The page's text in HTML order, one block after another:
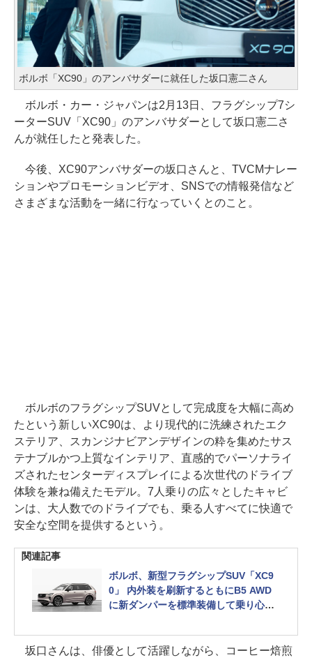
ボルボ「XC90」のアンバサダーに就任した坂口憲二さん
ボルボ・カー・ジャパンは2月13日、フラグシップ7シ
ーターSUV「XC90」のアンバサダーとして坂口憲二さ
んが就任したと発表した。
今後、XC90アンバサダーの坂口さんと、TVCMナレー
ションやプロモーションビデオ、SNSでの情報発信など
さまざまな活動を一緒に行なっていくとのこと。
ボルボのフラグシップSUVとして完成度を大幅に高め
たという新しいXC90は、より現代的に洗練されたエク
ステリア、スカンジナビアンデザインの粋を集めたサス
テナブルかつ上質なインテリア、直感的でパーソナライ
ズされたセンターディスプレイによる次世代のドライブ
体験を兼ね備えたモデル。7人乗りの広々としたキャビ
ンは、大人数でのドライブでも、乗る人すべてに快適で
安全な空間を提供するという。
関連記事
ボルボ、新型フラグシップSUV「XC9
0」 内外装を刷新するともにB5 AWD
に新ダンパーを標準装備して乗り心地
坂口さんは、俳優として活躍しながら、コーヒー焙煎